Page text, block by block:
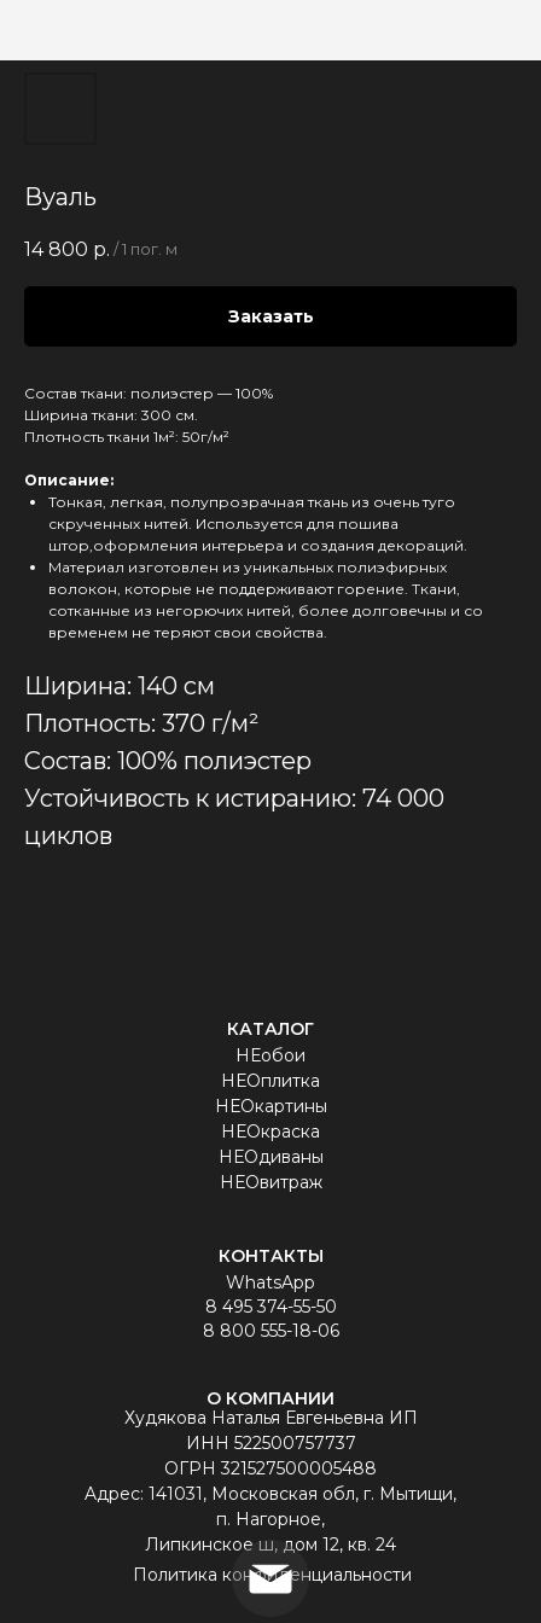
Вуаль
14 800 р. / 1 пог. м
Заказать
Состав ткани: полиэстер — 100%
Ширина ткани: 300 см.
Плотность ткани 1м²: 50г/м²
Описание:
Тонкая, легкая, полупрозрачная ткань из очень туго
скрученных нитей. Используется для пошива
штор,оформления интерьера и создания декораций.
Материал изготовлен из уникальных полиэфирных
волокон, которые не поддерживают горение. Ткани,
сотканные из негорючих нитей, более долговечны и со
временем не теряют свои свойства.
Ширина: 140 см
Плотность: 370 г/м²
Состав: 100% полиэстер
Устойчивость к истиранию: 74 000
циклов
КАТАЛОГ
НЕобои
НЕОплитка
НЕОкартины
НЕОкраска
НЕОдиваны
НЕОвитраж
КОНТАКТЫ
WhatsApp
8 495 374-55-50
8 800 555-18-06
Политика конфиденциальности
Худякова Наталья Евгеньевна ИП
ИНН 522500757737
ОГРН 321527500005488
Aдрес: 141031, Московская обл, г. Мытищи,
п. Нагорное,
Липкинское ш, дом 12, кв. 24
О КОМПАНИИ